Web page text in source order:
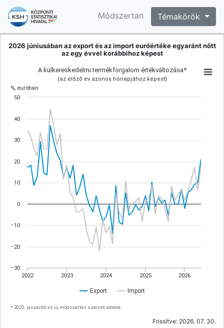
Módszertan Témakörök
2026 júniusában az export és az import euróértéke egyaránt nőtt
az egy évvel korábbihoz képest
%, euróban
A külkereskedelmi termékforgalom értékváltozása*
(az előző év azonos hónapjához képest)
* 2023. januártól az új módszertan szerinti adatok.
Export Import
2022 2023 2024 2025 2026
−30
−20
−10
0
10
20
30
40
50
Frissítve: 2026. 07. 30.